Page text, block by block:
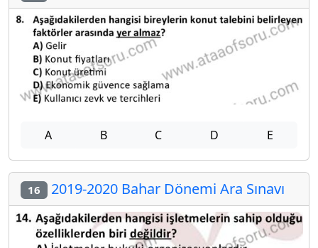
A B C D E
16 2019-2020 Bahar Dönemi Ara Sınavı